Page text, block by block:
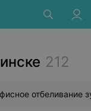
212
отбеливание